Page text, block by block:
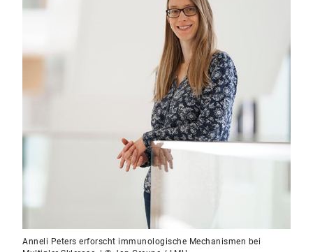
Anneli Peters erforscht immunologische Mechanismen bei